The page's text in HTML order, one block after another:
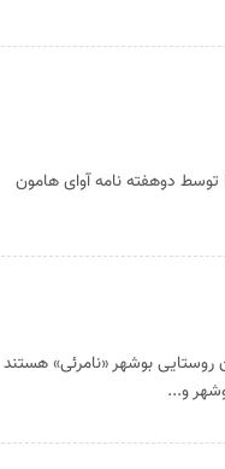
توسط دوهفته نامه آوای هامون
بوشهر «نامرئی» هستند
و...